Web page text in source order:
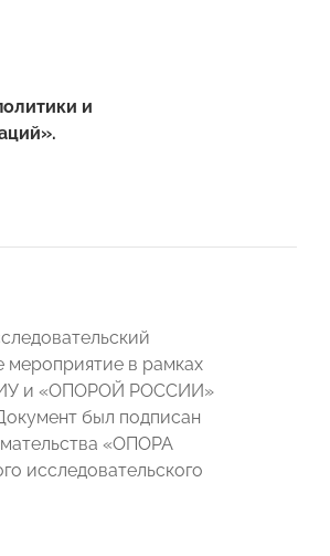
и
в рамках
и «ОПОРОЙ РОССИИ»
был подписан
«ОПОРА
исследовательского